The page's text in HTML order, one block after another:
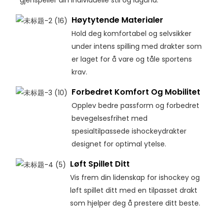
Høytytende Materialer
Hold deg komfortabel og selvsikker
under intens spilling med drakter som
er laget for å vare og tåle sportens
krav.
Forbedret Komfort Og Mobilitet
Opplev bedre passform og forbedret
bevegelsesfrihet med
spesialtilpassede ishockeydrakter
designet for optimal ytelse.
Løft Spillet Ditt
Vis frem din lidenskap for ishockey og
løft spillet ditt med en tilpasset drakt
som hjelper deg å prestere ditt beste.